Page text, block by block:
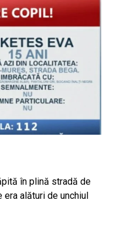
în plină stradă de
alături de unchiul